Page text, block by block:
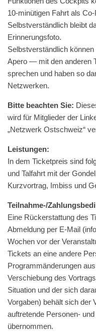
10-minüti­gen Fahrt als
Selb­stver­ständlich bleibt
Erinnerungsfoto.
Selb­stver­ständlich
Apero — mit den anderen
sprechen und haben so
Netzwerken.
Bitte beacht­en Sie:
wird für Mit­glieder der
„Net­zw­erk Ostschweiz“
Leis­tun­gen:
In dem Tick­et­preis sind
und Tal­fahrt mit der
Kurzvor­trag, Imbiss und
Teil­nahme-/
Eine Rück­er­stat­tung des
Abmel­dung per E‑Mail
Wochen vor der
Tick­ets an eine andere
Pro­gram­män­derun­gen
Ver­schiebung des
Sit­u­a­tion und der sich
Vor­gaben) behält sich der
auftre­tende Per­so­n­en-
übernommen.